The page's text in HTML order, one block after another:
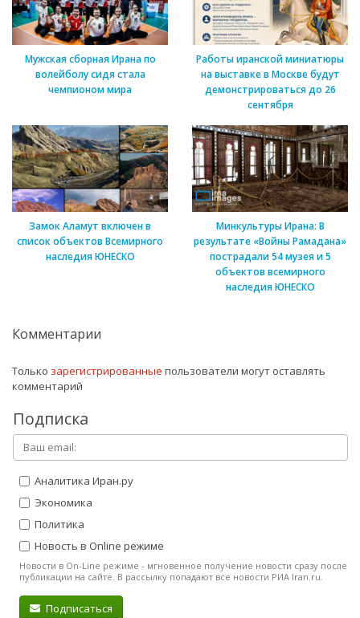
Мужская сборная Ирана по
волейболу сидя стала
чемпионом мира
Работы иранской миниатюры
на выставке в Москве будут
демонстрироваться до 26
сентября
Замок Аламут включен в
список объектов Всемирного
наследия ЮНЕСКО
Минкультуры Ирана: В
результате «Войны Рамадана»
пострадали 54 музея и 5
объектов всемирного
наследия ЮНЕСКО
Комментарии
Только зарегистрированные пользователи могут оставлять
комментарий
Подписка
Аналитика Иран.ру
Экономика
Политика
Новость в Online режиме
Новости в On-Line режиме - мгновенное получение новости сразу после
публикации на сайте. В рассылку попадают все новости РИА Iran.ru.
Подписаться